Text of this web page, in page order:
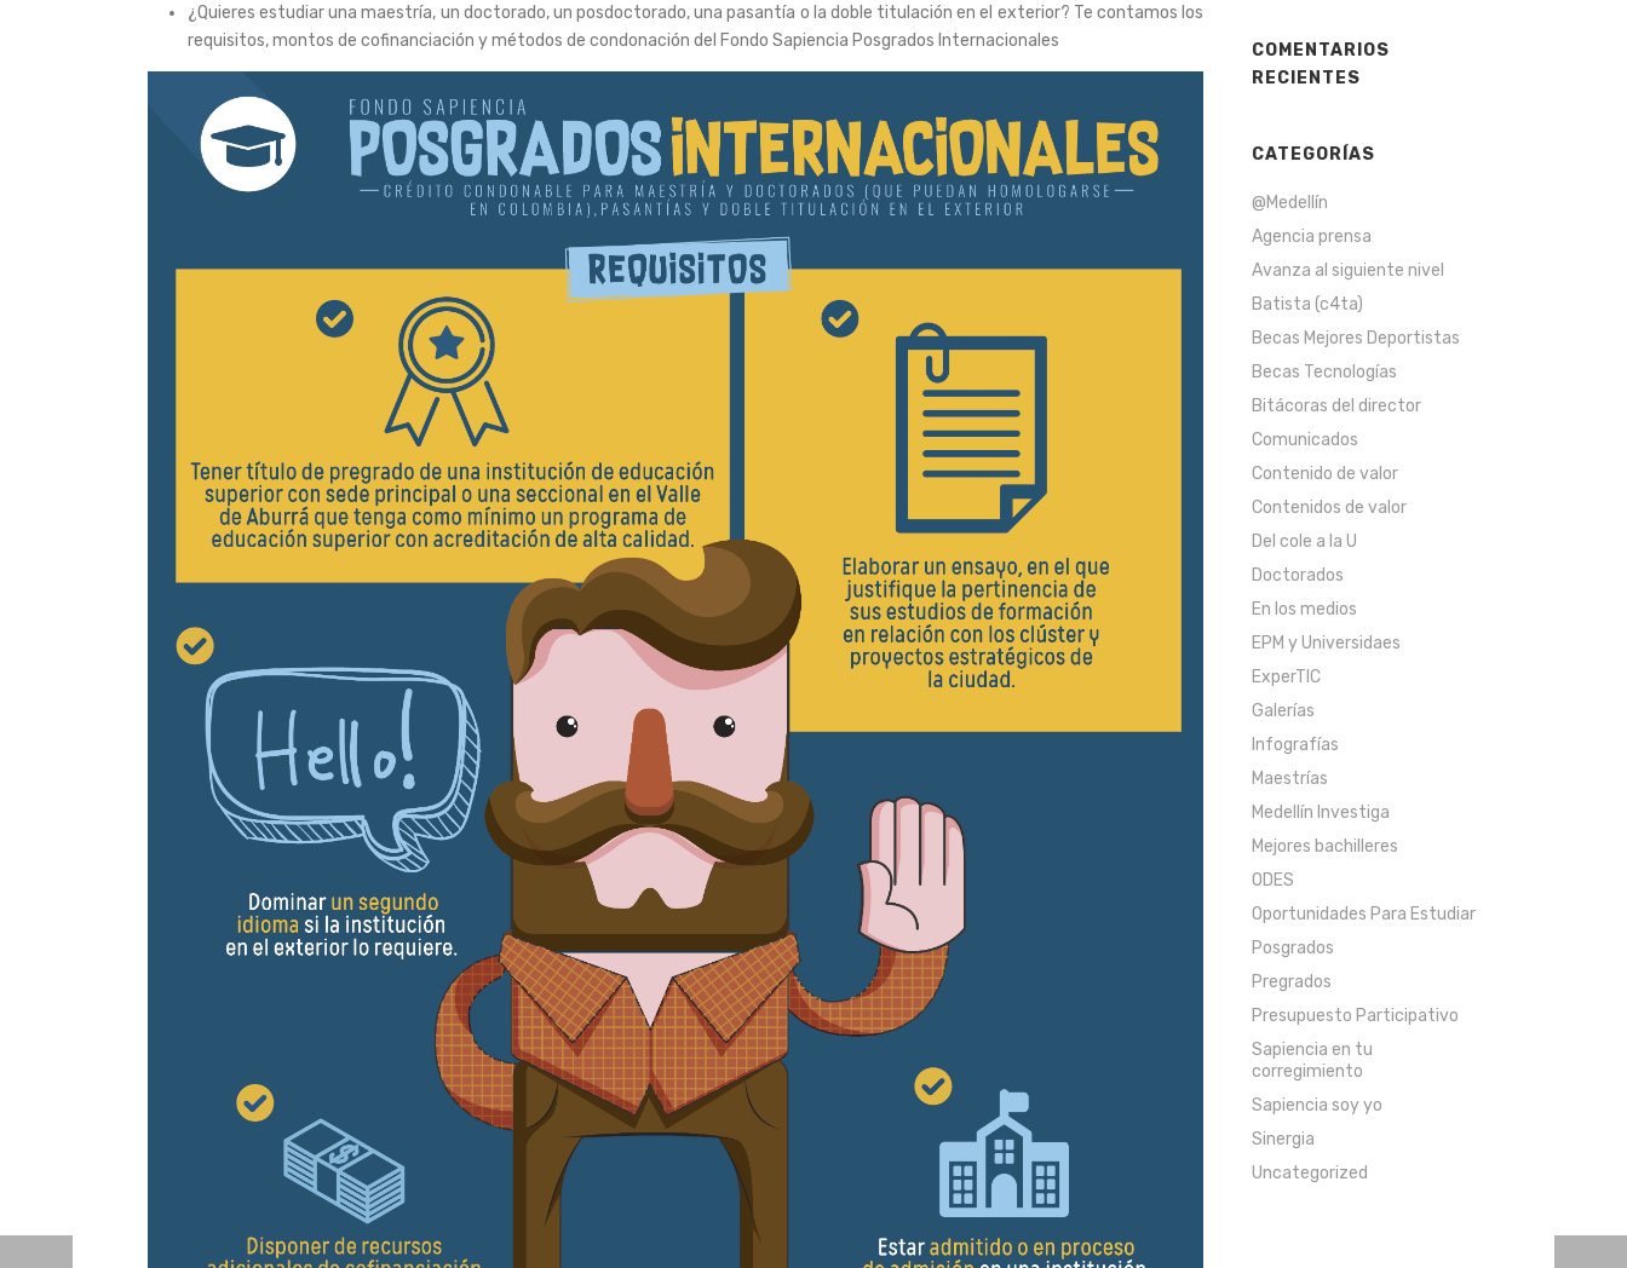
¿Quieres estudiar una maestría, un doctorado, un posdoctorado, una pasantía o la doble titulación en el exterior? Te contamos los
requisitos, montos de cofinanciación y métodos de condonación del Fondo Sapiencia Posgrados Internacionales
COMENTARIOS
RECIENTES
CATEGORÍAS
@Medellín
Agencia prensa
Avanza al siguiente nivel
Batista (c4ta)
Becas Mejores Deportistas
Becas Tecnologías
Bitácoras del director
Comunicados
Contenido de valor
Contenidos de valor
Del cole a la U
Doctorados
En los medios
EPM y Universidaes
ExperTIC
Galerías
Infografías
Maestrías
Medellín Investiga
Mejores bachilleres
ODES
Oportunidades Para Estudiar
Posgrados
Pregrados
Presupuesto Participativo
Sapiencia en tu
corregimiento
Sapiencia soy yo
Sinergia
Uncategorized